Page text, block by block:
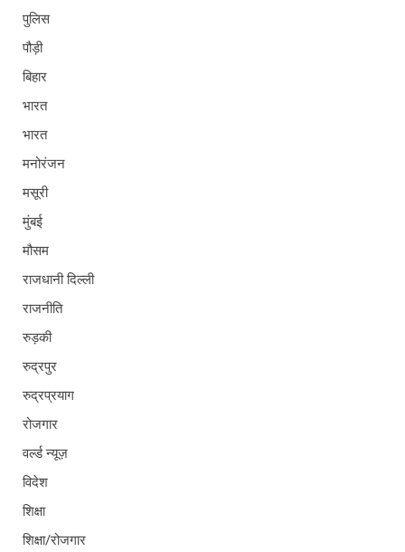
पुलिस
पौड़ी
बिहार
भारत
भारत
मनोरंजन
मसूरी
मुंबई
मौसम
राजधानी दिल्ली
राजनीति
रुड़की
रुद्रपुर
रुद्रप्रयाग
रोजगार
वर्ल्ड न्यूज़
विदेश
शिक्षा
शिक्षा/रोजगार